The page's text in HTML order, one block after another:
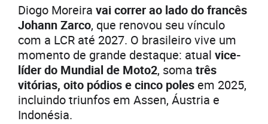
Diogo Moreira vai correr ao lado do francês
Johann Zarco, que renovou seu vínculo
com a LCR até 2027. O brasileiro vive um
momento de grande destaque: atual vice-
líder do Mundial de Moto2, soma três
vitórias, oito pódios e cinco poles em 2025,
incluindo triunfos em Assen, Áustria e
Indonésia.